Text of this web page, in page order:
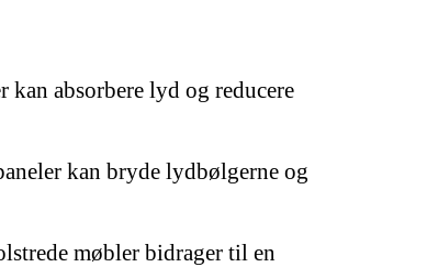
absorbere lyd og reducere
kan bryde lydbølgerne og
møbler bidrager til en